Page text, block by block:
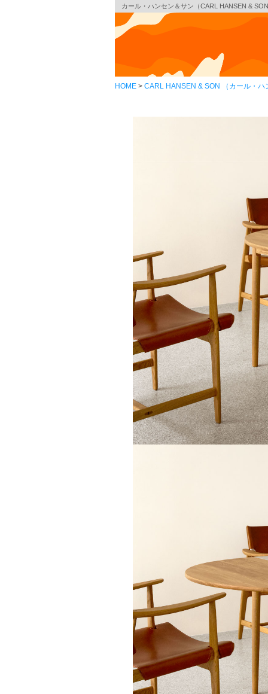
カール・ハンセン＆サン（CARL HANSEN &
HOME CARL HANSEN & SON （カール・ハ